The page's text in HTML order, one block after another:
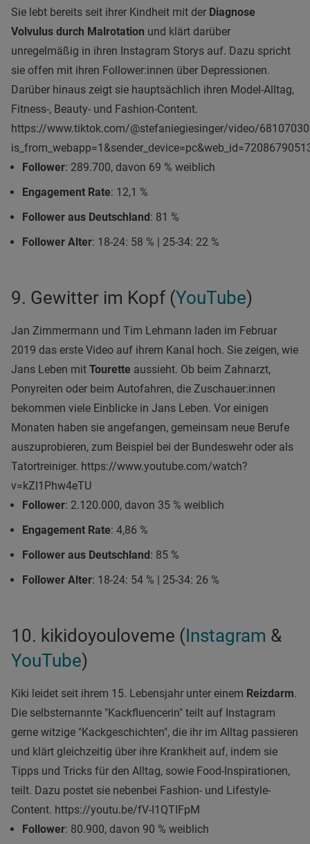
Sie lebt bereits seit ihrer Kindheit mit der Diagnose
Volvulus durch Malrotation und klärt darüber
unregelmäßig in ihren Instagram Storys auf. Dazu spricht
sie offen mit ihren Follower:innen über Depressionen.
Darüber hinaus zeigt sie hauptsächlich ihren Model-Alltag,
Fitness-, Beauty- und Fashion-Content.
https://www.tiktok.com/@stefaniegiesinger/video/
Follower: 289.700, davon 69 % weiblich
Engagement Rate: 12,1 %
Follower aus Deutschland: 81 %
Follower Alter: 18-24: 58 % | 25-34: 22 %
9. Gewitter im Kopf (YouTube)
Jan Zimmermann und Tim Lehmann laden im Februar
2019 das erste Video auf ihrem Kanal hoch. Sie zeigen, wie
Jans Leben mit Tourette aussieht. Ob beim Zahnarzt,
Ponyreiten oder beim Autofahren, die Zuschauer:innen
bekommen viele Einblicke in Jans Leben. Vor einigen
Monaten haben sie angefangen, gemeinsam neue Berufe
auszuprobieren, zum Beispiel bei der Bundeswehr oder als
Tatortreiniger. https://www.youtube.com/watch?
v=kZl1Phw4eTU
Follower: 2.120.000, davon 35 % weiblich
Engagement Rate: 4,86 %
Follower aus Deutschland: 85 %
Follower Alter: 18-24: 54 % | 25-34: 26 %
10. kikidoyouloveme (Instagram &
YouTube)
Kiki leidet seit ihrem 15. Lebensjahr unter einem Reizdarm.
Die selbsternannte "Kackfluencerin" teilt auf Instagram
gerne witzige "Kackgeschichten", die ihr im Alltag passieren
und klärt gleichzeitig über ihre Krankheit auf, indem sie
Tipps und Tricks für den Alltag, sowie Food-Inspirationen,
teilt. Dazu postet sie nebenbei Fashion- und Lifestyle-
Content. https://youtu.be/fV-I1QTIFpM
Follower: 80.900, davon 90 % weiblich